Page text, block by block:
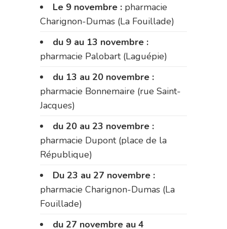
Le 9 novembre : pharmacie
Charignon-Dumas (La Fouillade)
du 9 au 13 novembre :
pharmacie Palobart (Laguépie)
du 13 au 20 novembre :
pharmacie Bonnemaire (rue Saint-
Jacques)
du 20 au 23 novembre :
pharmacie Dupont (place de la
République)
Du 23 au 27 novembre :
pharmacie Charignon-Dumas (La
Fouillade)
du 27 novembre au 4